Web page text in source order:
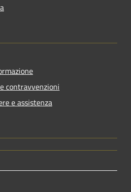
contravvenzioni
e assistenza